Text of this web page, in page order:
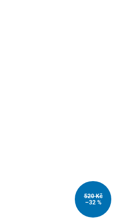
520 Kč
–32 %